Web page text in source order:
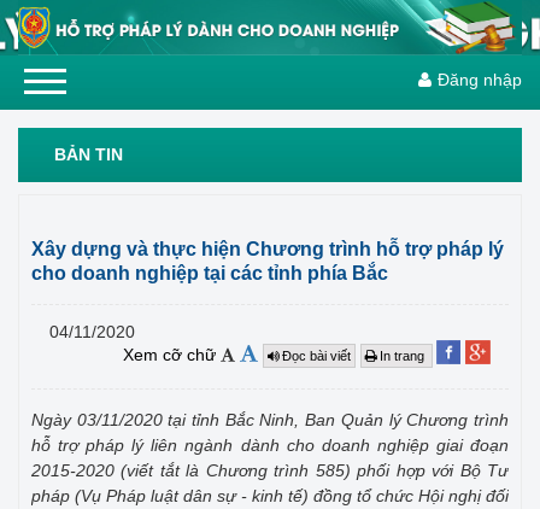
Đăng nhập
BẢN TIN
Xây dựng và thực hiện Chương trình hỗ trợ pháp lý
cho doanh nghiệp tại các tỉnh phía Bắc
04/11/2020
Xem cỡ chữ
Đọc bài viết In trang
Ngày 03/11/2020 tại tỉnh Bắc Ninh, Ban Quản lý Chương trình
hỗ trợ pháp lý liên ngành dành cho doanh nghiệp giai đoạn
2015-2020 (viết tắt là Chương trình 585) phối hợp với Bộ Tư
pháp (Vụ Pháp luật dân sự - kinh tế) đồng tổ chức Hội nghị đối